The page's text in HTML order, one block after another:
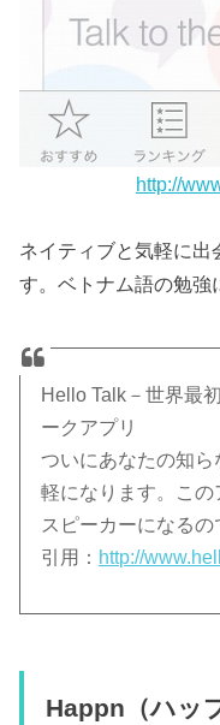
http://
ネイティブと気軽に
す。ベトナム語の勉強
Hello Talk－世界最
ークアプリ
ついにあなたの知
軽になります。こ
スピーカーになるの
引用： http://
Happn（ハッ